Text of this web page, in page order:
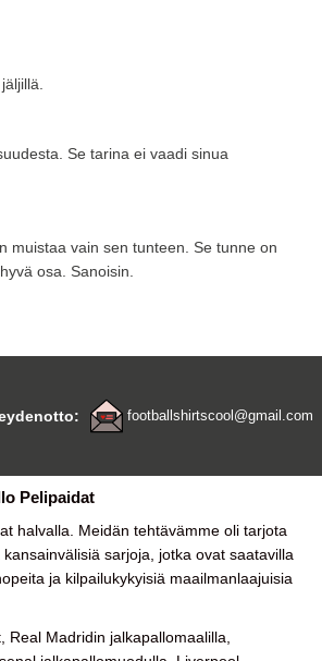
Se tarina ei vaadi sinua
muistaa vain sen tunteen. Se tunne on
osa. Sanoisin.
footballshirtscool@gmail.com
Pelipaidat
halvalla . Meidän tehtävämme oli tarjota
sarjoja, jotka ovat saatavilla
ja kilpailukykyisiä maailmanlaajuisia
Madridin jalkapallomaalilla,